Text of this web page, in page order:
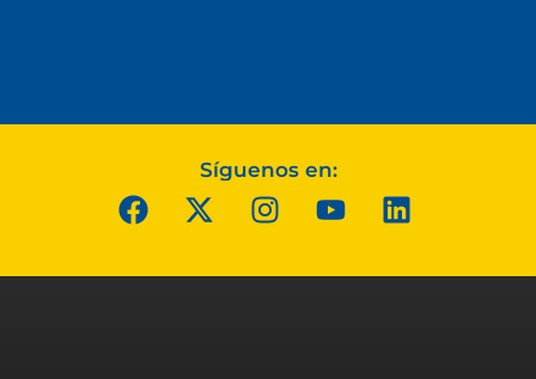
Síguenos en: